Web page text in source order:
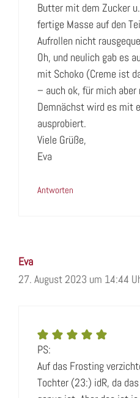
Butter mit dem Zucker
fertige Masse auf den
Aufrollen nicht
Oh, und neulich gab es
mit Schoko (Creme ist
– auch ok, für mich
Demnächst wird es mit
ausprobiert.
Viele Grüße,
Eva
Antworten
Eva
27. August 2023 um 14:44
PS:
Auf das Frosting
Tochter (23:) idR, da